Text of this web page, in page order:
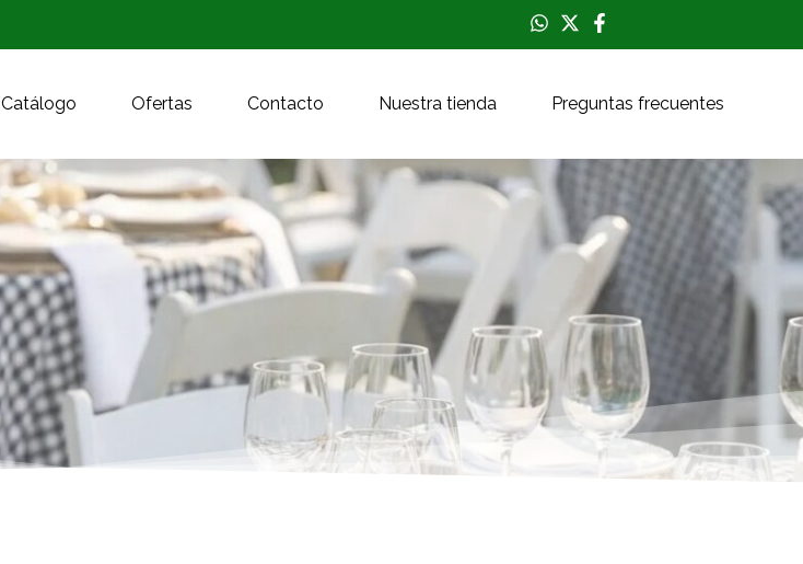
Catálogo Ofertas Contacto Nuestra tienda Preguntas frecuentes